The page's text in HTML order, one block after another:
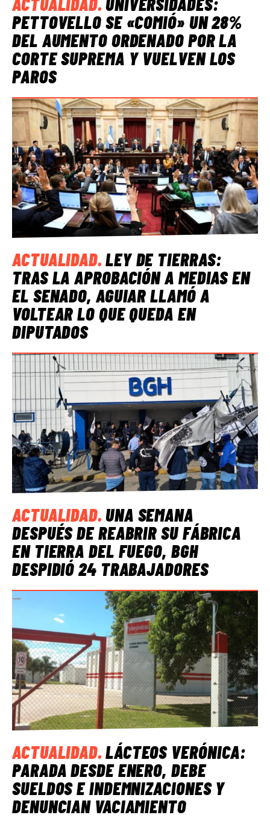
PETTOVELLO SE «COMIÓ» UN 28%
DEL AUMENTO ORDENADO POR LA
CORTE SUPREMA Y VUELVEN LOS
PAROS
ACTUALIDAD.LEY DE TIERRAS:
TRAS LA APROBACIÓN A MEDIAS EN
EL SENADO, AGUIAR LLAMÓ A
VOLTEAR LO QUE QUEDA EN
DIPUTADOS
ACTUALIDAD.UNA SEMANA
DESPUÉS DE REABRIR SU FÁBRICA
EN TIERRA DEL FUEGO, BGH
DESPIDIÓ 24 TRABAJADORES
ACTUALIDAD.LÁCTEOS VERÓNICA:
PARADA DESDE ENERO, DEBE
SUELDOS E INDEMNIZACIONES Y
DENUNCIAN VACIAMIENTO